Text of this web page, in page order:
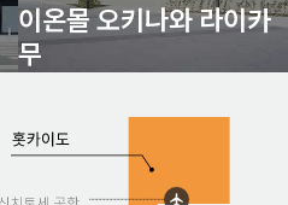
이온몰 오키나와 라이카
무